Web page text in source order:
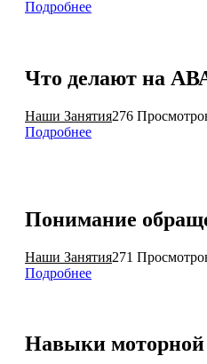
Подробнее
Что делают на
Наши Занятия276
Подробнее
Понимание
Наши Занятия271
Подробнее
Навыки